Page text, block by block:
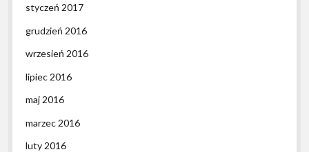
styczeń 2017
grudzień 2016
wrzesień 2016
lipiec 2016
maj 2016
marzec 2016
luty 2016